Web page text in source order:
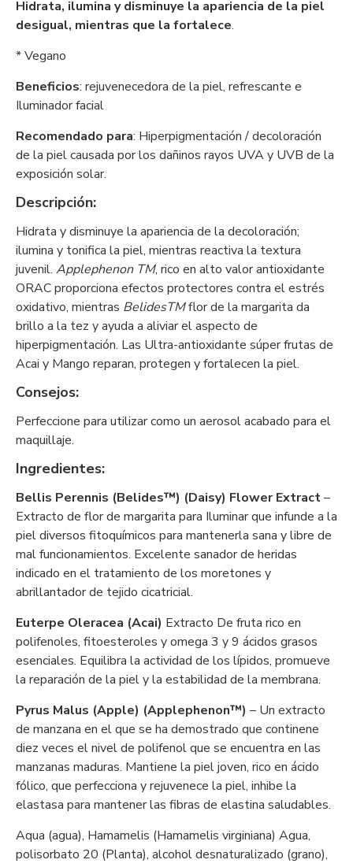
Hidrata, ilumina y disminuye la apariencia de la piel
desigual, mientras que la fortalece.
* Vegano
Beneficios: rejuvenecedora de la piel, refrescante e
Iluminador facial
Recomendado para: Hiperpigmentación / decoloración
de la piel causada por los dañinos rayos UVA y UVB de la
exposición solar.
Descripción:
Hidrata y disminuye la apariencia de la decoloración;
ilumina y tonifica la piel, mientras reactiva la textura
juvenil. Applephenon TM, rico en alto valor antioxidante
ORAC proporciona efectos protectores contra el estrés
oxidativo, mientras BelidesTMflor de la margarita da
brillo a la tez y ayuda a aliviar el aspecto de
hiperpigmentación. Las Ultra-antioxidante súper frutas de
Acai y Mango reparan, protegen y fortalecen la piel.
Consejos:
Perfeccione para utilizar como un aerosol acabado para el
maquillaje.
Ingredientes:
Bellis Perennis (Belides™) (Daisy) Flower Extract–
Extracto de flor de margarita para Iluminar que infunde a la
piel diversos fitoquímicos para mantenerla sana y libre de
mal funcionamientos. Excelente sanador de heridas
indicado en el tratamiento de los moretones y
abrillantador de tejido cicatricial.
Euterpe Oleracea (Acai) Extracto De fruta rico en
polifenoles, fitoesteroles y omega 3 y 9 ácidos grasos
esenciales. Equilibra la actividad de los lípidos, promueve
la reparación de la piel y la estabilidad de la membrana.
Pyrus Malus (Apple) (Applephenon™) – Un extracto
de manzana en el que se ha demostrado que continene
diez veces el nivel de polifenol que se encuentra en las
manzanas maduras. Mantiene la piel joven, rico en ácido
fólico, que perfecciona y rejuvenece la piel, inhibe la
elastasa para mantener las fibras de elastina saludables.
Aqua (agua), Hamamelis (Hamamelis virginiana) Agua,
polisorbato 20 (Planta), alcohol desnaturalizado (grano),